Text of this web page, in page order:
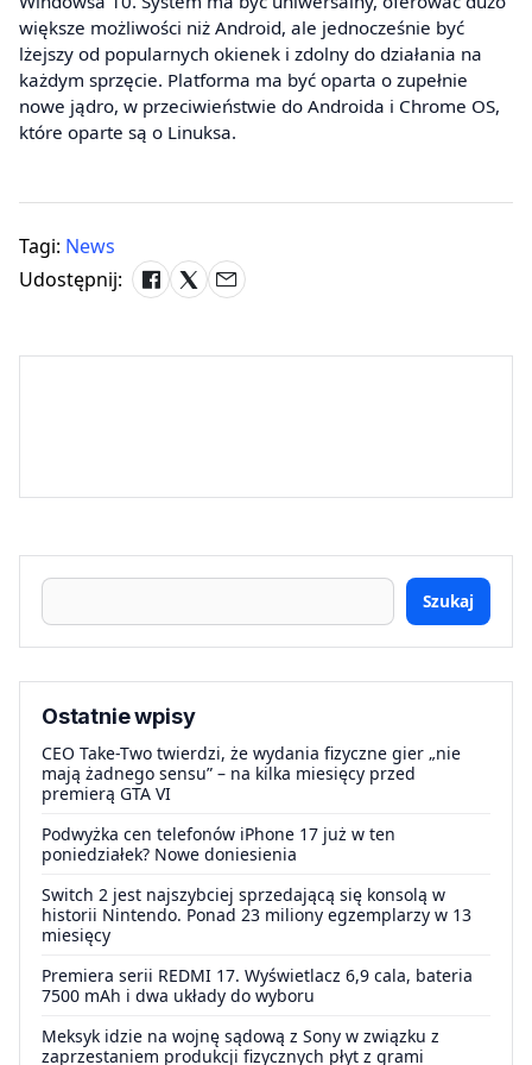
większe możliwości niż Android, ale jednocześnie być
lżejszy od popularnych okienek i zdolny do działania na
każdym sprzęcie. Platforma ma być oparta o zupełnie
nowe jądro, w przeciwieństwie do Androida i Chrome OS,
które oparte są o Linuksa.
Tagi: News
Udostępnij:
Szukaj
Ostatnie wpisy
CEO Take-Two twierdzi, że wydania fizyczne gier „nie
mają żadnego sensu” – na kilka miesięcy przed
premierą GTA VI
Podwyżka cen telefonów iPhone 17 już w ten
poniedziałek? Nowe doniesienia
Switch 2 jest najszybciej sprzedającą się konsolą w
historii Nintendo. Ponad 23 miliony egzemplarzy w 13
miesięcy
Premiera serii REDMI 17. Wyświetlacz 6,9 cala, bateria
7500 mAh i dwa układy do wyboru
Meksyk idzie na wojnę sądową z Sony w związku z
zaprzestaniem produkcji fizycznych płyt z grami